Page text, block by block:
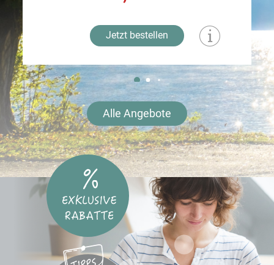
Jetzt bestellen
Alle Angebote